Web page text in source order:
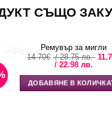
СЪЩО
Ремувър за мигли
14.70€ / 28.75 лв.
/ 22.98 лв.
е:
ДОБАВЯНЕ В